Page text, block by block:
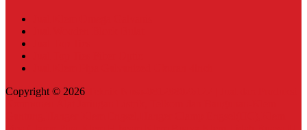
Copyright © 2026